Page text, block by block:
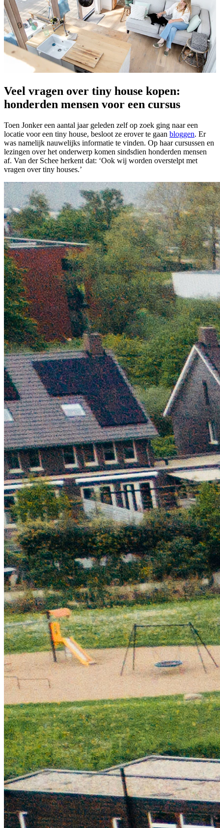
Veel vragen over tiny house kopen:
honderden mensen voor een cursus
Toen Jonker een aantal jaar geleden zelf op zoek ging naar een
locatie voor een tiny house, besloot ze erover te gaan bloggen. Er
was namelijk nauwelijks informatie te vinden. Op haar cursussen en
lezingen over het onderwerp komen sindsdien honderden mensen
af. Van der Schee herkent dat: ‘Ook wij worden overstelpt met
vragen over tiny houses.’